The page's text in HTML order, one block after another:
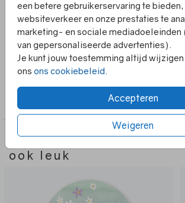
een betere gebruikerservaring te bieden,
websiteverkeer en onze prestaties te
marketing- en sociale mediadoeleinden
van gepersonaliseerde advertenties).
Je kunt jouw toestemming altijd
ons ons cookiebeleid.
Accepteren
Weigeren
Omschrijving
Een originele vorm geboortekaartje met
Pas het kaartje zelf aan in de editor. Ook
folie kun je naar wens aanpassen.
Collectie
Deze ontwerpen vind je
ook leuk